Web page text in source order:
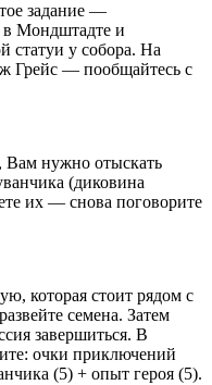
задание —
в Мондштадте и
статуи у собора. На
Грейс — пообщайтесь с
Вам нужно отыскать
(диковина
их — снова поговорите
которая стоит рядом с
семена. Затем
завершиться. В
очки приключений
(5) + опыт героя (5).